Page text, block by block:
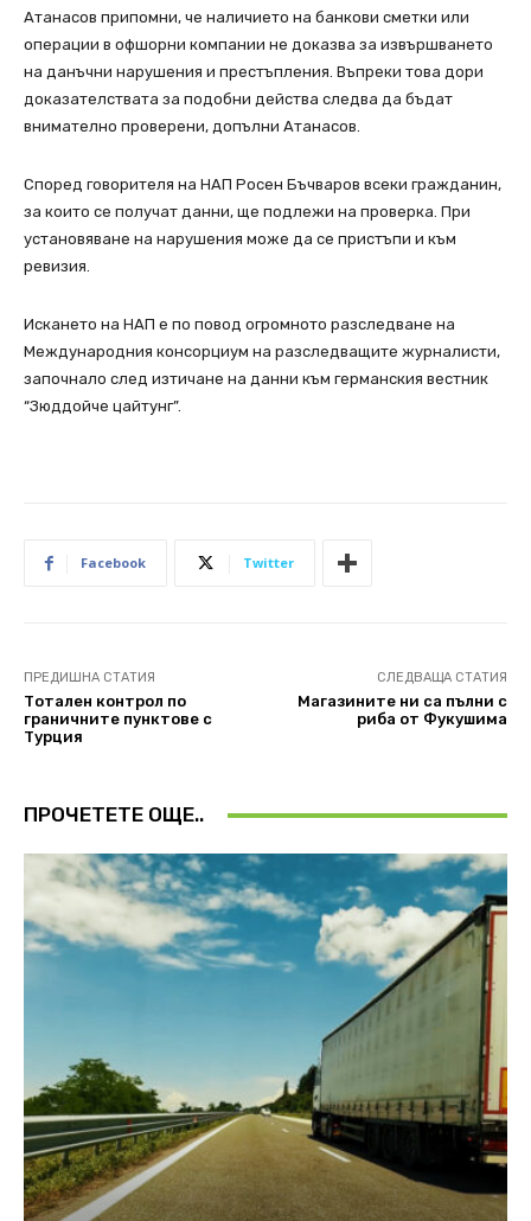
Атанасов припомни, че наличието на банкови сметки или
операции в офшорни компании не доказва за извършването
на данъчни нарушения и престъпления. Въпреки това дори
доказателствата за подобни действа следва да бъдат
внимателно проверени, допълни Атанасов.
Според говорителя на НАП Росен Бъчваров всеки гражданин,
за които се получат данни, ще подлежи на проверка. При
установяване на нарушения може да се пристъпи и към
ревизия.
Искането на НАП е по повод огромното разследване на
Международния консорциум на разследващите журналисти,
започнало след изтичане на данни към германския вестник
“Зюддойче цайтунг”.
Facebook Twitter
ПРЕДИШНА СТАТИЯ
Тотален контрол по
граничните пунктове с
Турция
СЛЕДВАЩА СТАТИЯ
Магазините ни са пълни с
риба от Фукушима
ПРОЧЕТЕТЕ ОЩЕ..